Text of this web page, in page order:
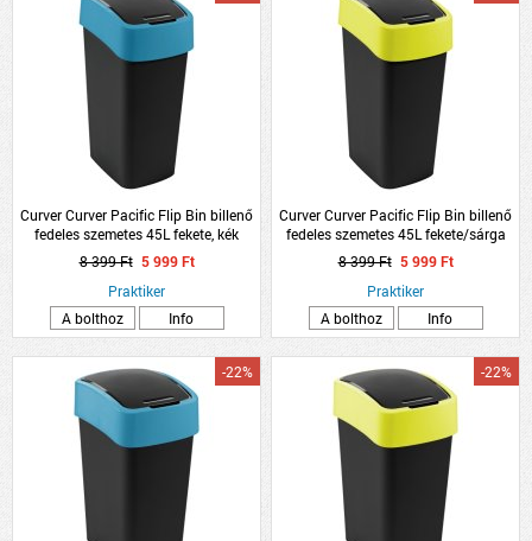
Curver Curver Pacific Flip Bin billenő
fedeles szemetes 45L fekete, kék
8 399 Ft 5 999 Ft
Praktiker
A bolthoz
Info
Curver Curver Pacific Flip Bin billenő
fedeles szemetes 45L fekete/sárga
8 399 Ft 5 999 Ft
Praktiker
A bolthoz
Info
-22% -22%